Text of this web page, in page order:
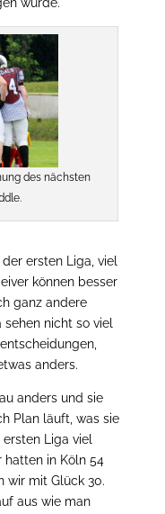
würde.
des nächsten
ersten Liga, viel
können besser
ganz andere
nicht so viel
anders.
anders und sie
Plan läuft, was sie
Liga viel
hatten in Köln 54
wir mit Glück 30.
aus wie man